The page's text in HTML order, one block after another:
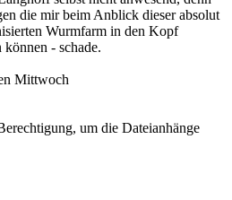
die mir beim Anblick dieser absolut
Wurmfarm in den Kopf
können - schade.
Mittwoch
um die Dateianhänge